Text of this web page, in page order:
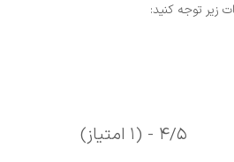
زیر توجه کنید:
۴/۵ - (۱ امتیاز)